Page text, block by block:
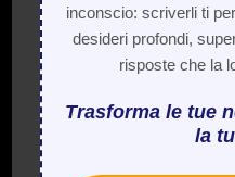
inconscio: scriverli ti
desideri profondi,
risposte che la
Trasforma le tue
la